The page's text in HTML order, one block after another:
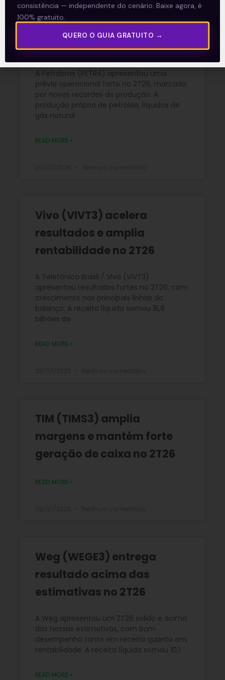
Petrobras (PETR4) amplia
produção e bate recordes
operacionais no 2T26
A Petrobras (PETR4) apresentou uma
prévia operacional forte no 2T26, marcada
por novos recordes de produção. A
produção própria de petróleo, líquidos de
gás natural
READ MORE »
Vivo (VIVT3) acelera
resultados e amplia
rentabilidade no 2T26
A Telefônica Brasil / Vivo (VIVT3)
apresentou resultados fortes no 2T26, com
crescimento nas principais linhas do
balanço. A receita líquida somou 15,8
bilhões de
READ MORE »
TIM (TIMS3) amplia
margens e mantém forte
geração de caixa no 2T26
READ MORE »
Weg (WEGE3) entrega
resultado acima das
estimativas no 2T26
A Weg apresentou um 2T26 sólido e acima
das nossas estimativas, com bom
desempenho tanto em receita quanto em
rentabilidade. A receita líquida somou 10,1
READ MORE »
consistência — independente do cenário. Baixe agora, é
100% gratuito.
QUERO O GUIA GRATUITO →